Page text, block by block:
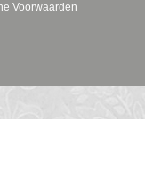
Voorwaarden